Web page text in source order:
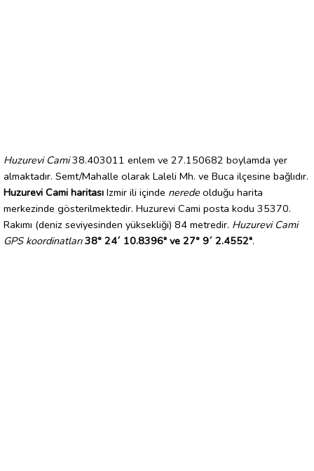
Huzurevi Cami38.403011 enlem ve 27.150682 boylamda yer
almaktadır. Semt/Mahalle olarak Laleli Mh. ve Buca ilçesine bağlıdır.
Huzurevi Cami haritası Izmir ili içinde nerede olduğu harita
merkezinde gösterilmektedir. Huzurevi Cami posta kodu 35370.
Rakımı (deniz seviyesinden yüksekliği) 84 metredir. Huzurevi Cami
GPS koordinatları 38° 24´ 10.8396" ve 27° 9´ 2.4552".